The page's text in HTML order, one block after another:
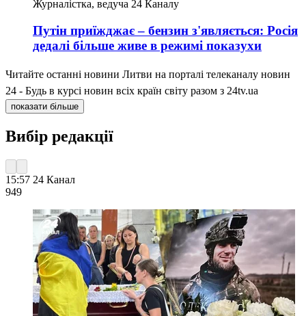
Журналістка, ведуча 24 Каналу
Путін приїжджає – бензин з'являється: Росія
дедалі більше живе в режимі показухи
Читайте останні новини Литви на порталі телеканалу новин
24 - Будь в курсі новин всіх країн світу разом з 24tv.ua
показати більше
Вибір редакції
15:57 24 Канал
949